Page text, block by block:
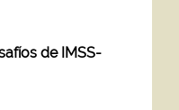
de IMSS-